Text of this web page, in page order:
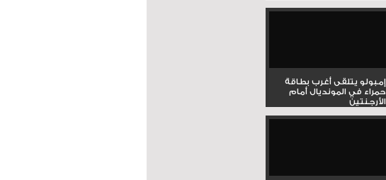
إمبولو يتلقى أغرب بطاقة
حمراء في المونديال أمام
الأرجنتين